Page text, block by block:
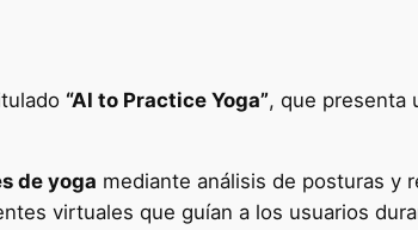
“AI to Practice Yoga”, que presenta
de yoga mediante análisis de posturas y
virtuales que guían a los usuarios